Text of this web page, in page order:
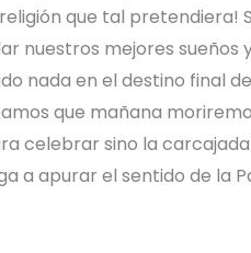
que tal pretendiera!
nuestros mejores sueños
nada en el destino final
que mañana
celebrar sino la
a apurar el sentido de la